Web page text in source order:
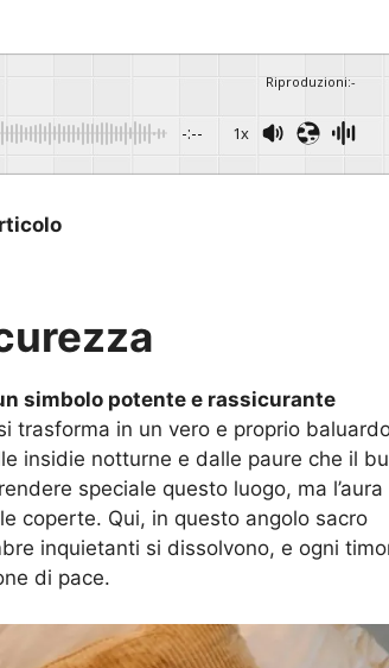
Riproduzioni:-
-:-- 1x
simbolo potente e rassicurante
trasforma in un vero e proprio
insidie notturne e dalle paure che il
speciale questo luogo, ma l’aura
coperte. Qui, in questo angolo sacro
inquietanti si dissolvono, e ogni
di pace.